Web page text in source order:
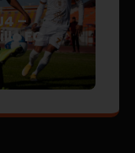
–
FC